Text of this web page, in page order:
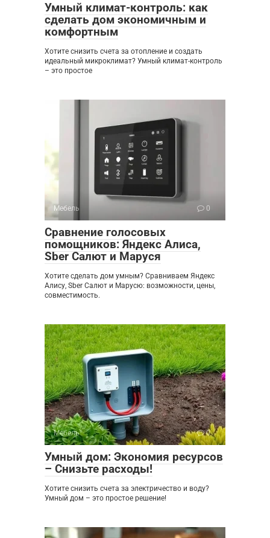
Умный климат-контроль: как
сделать дом экономичным и
комфортным
Хотите снизить счета за отопление и создать
идеальный микроклимат? Умный климат-контроль
– это простое
Мебель 0
Сравнение голосовых
помощников: Яндекс Алиса,
Sber Салют и Маруся
Хотите сделать дом умным? Сравниваем Яндекс
Алису, Sber Салют и Марусю: возможности, цены,
совместимость.
Мебель 0
Умный дом: Экономия ресурсов
– Снизьте расходы!
Хотите снизить счета за электричество и воду?
Умный дом – это простое решение!